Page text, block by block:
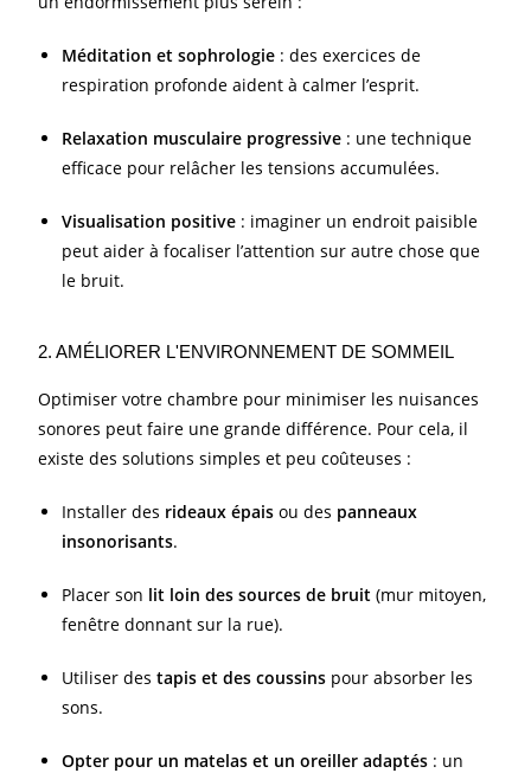
Méditation et sophrologie : des exercices de
respiration profonde aident à calmer l’esprit.
Relaxation musculaire progressive : une technique
efficace pour relâcher les tensions accumulées.
Visualisation positive : imaginer un endroit paisible
peut aider à focaliser l’attention sur autre chose que
le bruit.
2. AMÉLIORER L'ENVIRONNEMENT DE SOMMEIL
Optimiser votre chambre pour minimiser les nuisances
sonores peut faire une grande différence. Pour cela, il
existe des solutions simples et peu coûteuses :
Installer des rideaux épais ou des panneaux
insonorisants.
Placer son lit loin des sources de bruit (mur mitoyen,
fenêtre donnant sur la rue).
Utiliser destapis et des coussins pour absorber les
sons.
Opter pour un matelas et un oreiller adaptés : un